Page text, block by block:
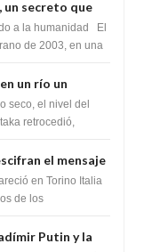
un secreto que
destino de la
a la humanidad El
de 2003, en una
un río un
de Shiva
seco, el nivel del
retrocedió,
el mensaje
en Torino Italia
de los
Putin y la